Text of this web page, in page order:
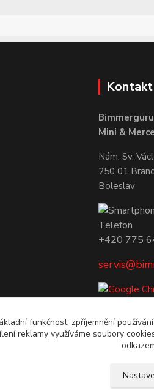
Mini &
Nám. Sv.
250 01
Boleslav
+420 775
funkčnost, zpříjemnění
reklamy využíváme soubory